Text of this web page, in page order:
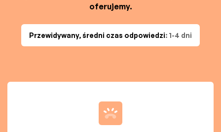
oferujemy.
Przewidywany, średni czas odpowiedzi: 1-4 dni